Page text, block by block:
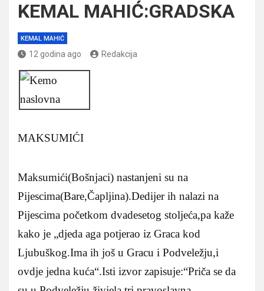
KEMAL MAHIĆ:GRADSKA
KEMAL MAHIĆ
12 godina ago Redakcija
MAKSUMIĆI
Maksumići(Bošnjaci) nastanjeni su na
Pijescima(Bare,Čapljina).Dedijer ih nalazi na
Pijescima početkom dvadesetog stoljeća,pa kaže
kako je „djeda aga potjerao iz Graca kod
Ljubuškog.Ima ih još u Gracu i Podveležju,i
ovdje jedna kuća“.Isti izvor zapisuje:“Priča se da